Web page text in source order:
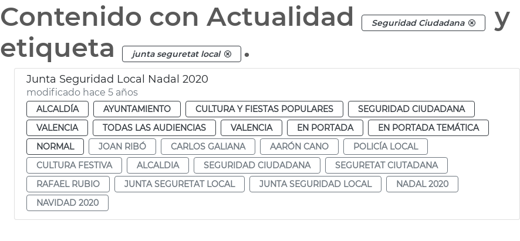
Contenido con Actualidad Seguridad Ciudadana
y
etiqueta
junta seguretat local .
Junta Seguridad Local Nadal 2020
modificado hace 5 años
ALCALDÍA AYUNTAMIENTO CULTURA Y FIESTAS POPULARES
SEGURIDAD CIUDADANA
VALENCIA
TODAS LAS AUDIENCIAS VALENCIA EN PORTADA
EN PORTADA TEMÁTICA
NORMAL
JOAN RIBÓ CARLOS GALIANA AARÓN CANO
POLICÍA LOCAL
CULTURA FESTIVA
ALCALDIA SEGURIDAD CIUDADANA
SEGURETAT CIUTADANA
RAFAEL RUBIO
JUNTA SEGURETAT LOCAL JUNTA SEGURIDAD LOCAL
NADAL 2020
NAVIDAD 2020